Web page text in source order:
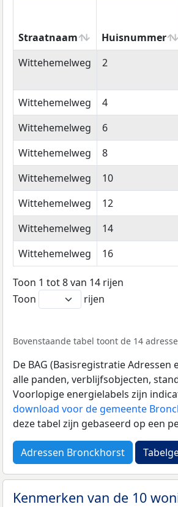
Straatnaam Huisnummer
Straatnaam
Huisnummer
Wittehemelweg 2
Wittehemelweg 4
Wittehemelweg
6
Wittehemelweg
8
Wittehemelweg
10
Wittehemelweg
12
Wittehemelweg
14
Wittehemelweg
16
Toon 1 tot 8 van 14 rijen
Toon
rijen
Bovenstaande tabel toont de 14
De BAG (Basisregistratie
alle panden, verblijfsobjecten,
Voorlopige energielabels zijn
download voor de gemeente
deze tabel zijn gebaseerd op een
Adressen Bronckhorst
Kenmerken van de 10